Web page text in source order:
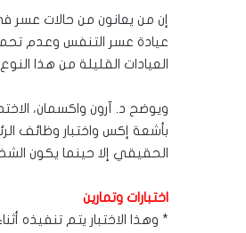
إن من يعانون من حالات عسر
عيادة عسر التنفس وعدم
العيادات القليلة من هذا
ويوضح د. آرون واكسمان،
بأشعة إكس واختبار وظائف
الحقيقي إلا حينما يكون
اختبارات وتمارين
* وهذا الاختبار يتم تنفيذه